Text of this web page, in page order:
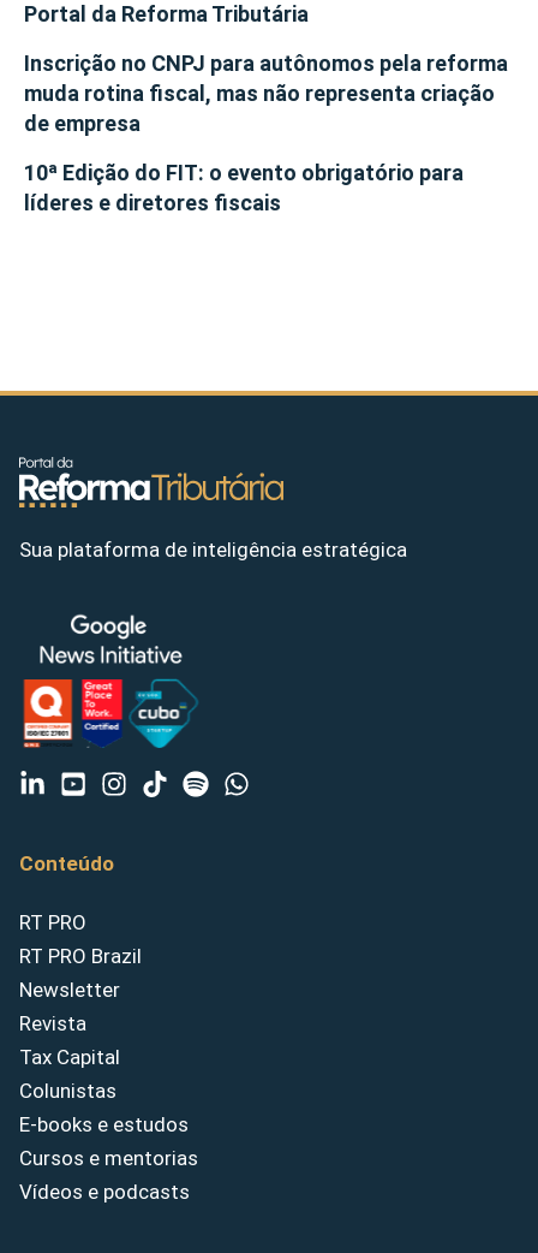
Portal da Reforma Tributária
Inscrição no CNPJ para autônomos pela reforma
muda rotina fiscal, mas não representa criação
de empresa
10ª Edição do FIT: o evento obrigatório para
líderes e diretores fiscais
Sua plataforma de inteligência estratégica
Conteúdo
RT PRO
RT PRO Brazil
Newsletter
Revista
Tax Capital
Colunistas
E-books e estudos
Cursos e mentorias
Vídeos e podcasts